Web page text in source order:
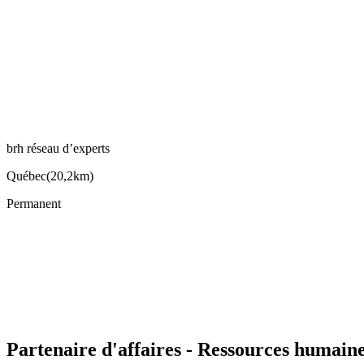
brh réseau d’experts
Québec(20,2km)
Permanent
Partenaire d'affaires - Ressources